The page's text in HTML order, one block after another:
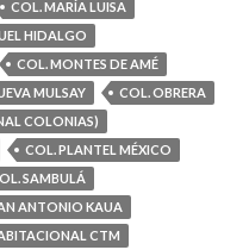
COL. MARÍA LUISA
HIDALGO
COL. MONTES DE AMÉ
MULSAY
COL. OBRERA
COLONIAS)
COL. PLANTEL MÉXICO
SAMBULÁ
ANTONIO KAUA
CTM